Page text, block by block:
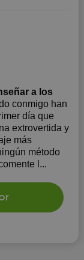
a los
conmigo han
día que
extrovertida y
más
método
l...